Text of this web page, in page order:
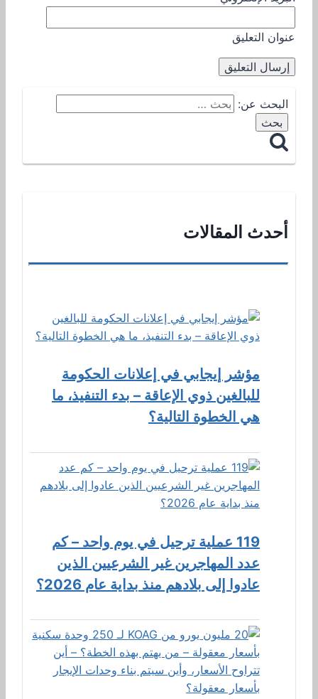
عنوان التعليق
البحث عن:
أحدث المقالات
مؤشر إيجابي في إعلانات الحكومة
للبالغين ذوي الإعاقة – بدء التنفيذ، ما
هي الخطوة التالية؟
119 عملية ترحيل في يوم واحد – كم
عدد المهاجرين غير الشرعيين الذين
عادوا إلى بلادهم منذ بداية عام 2026؟